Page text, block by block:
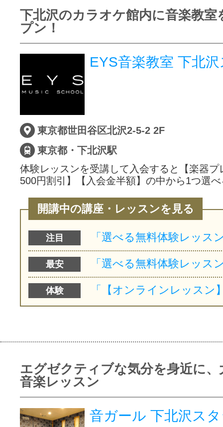
下北沢のカラオケ館内に音楽教室
プン！
EYS音楽教室 下北
東京都世田谷区北沢2-5-2 2F
東京都・下北沢駅
体験レッスンを受講して入会すると【楽器プ
500円割引】【入会金半額】の中から1つ選
開講中の講座・レッスンを見る
注目
最安
体験
エグゼクティブな気分を身近に、
音楽レッスン
音ガール 下北沢ス